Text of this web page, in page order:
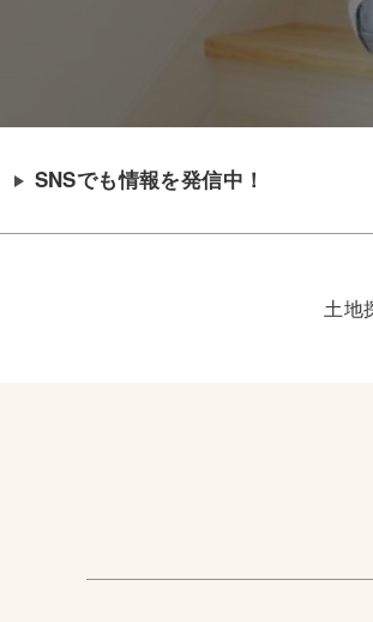
SNSでも情報を発信中！
土地